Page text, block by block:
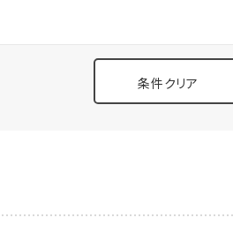
条件クリア